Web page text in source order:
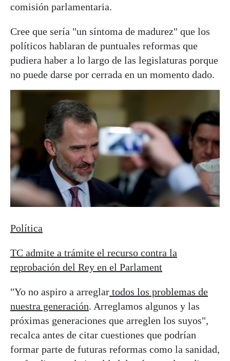
comisión parlamentaria.
Cree que sería "un síntoma de madurez" que los
políticos hablaran de puntuales reformas que
pudiera haber a lo largo de las legislaturas porque
no puede darse por cerrada en un momento dado.
Política
TC admite a trámite el recurso contra la
reprobación del Rey en el Parlament
"Yo no aspiro a arreglar todos los problemas de
nuestra generación. Arreglamos algunos y las
próximas generaciones que arreglen los suyos",
recalca antes de citar cuestiones que podrían
formar parte de futuras reformas como la sanidad,